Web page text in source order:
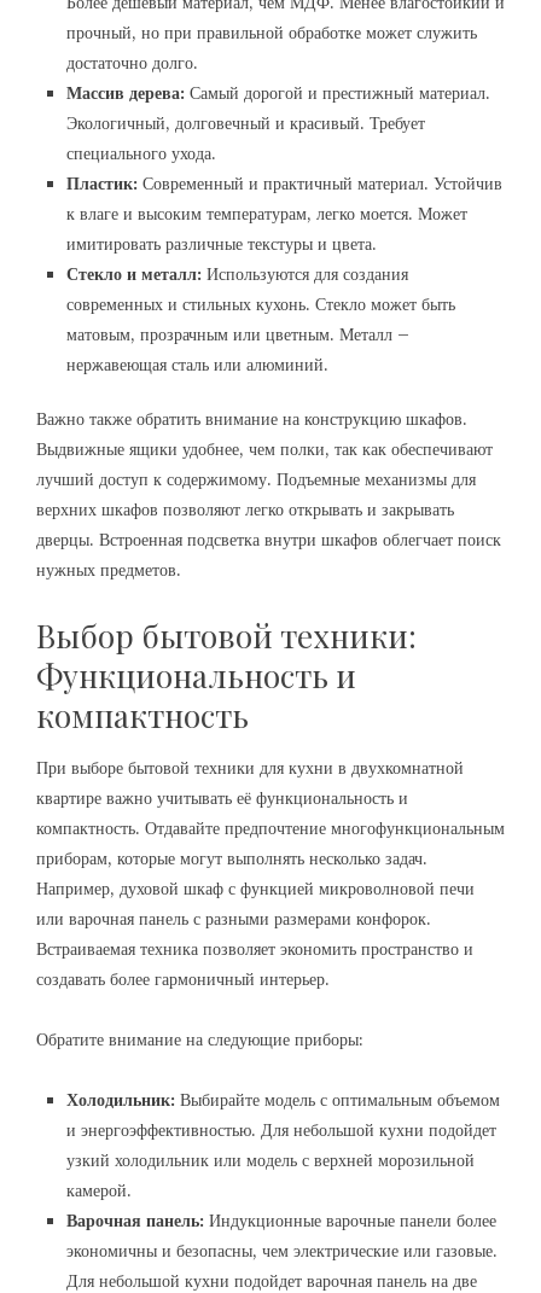
прочный, но при правильной обработке может служить
достаточно долго.
Массив дерева: Самый дорогой и престижный материал.
Экологичный, долговечный и красивый. Требует
специального ухода.
Пластик: Современный и практичный материал. Устойчив
к влаге и высоким температурам, легко моется. Может
имитировать различные текстуры и цвета.
Стекло и металл: Используются для создания
современных и стильных кухонь. Стекло может быть
матовым, прозрачным или цветным. Металл –
нержавеющая сталь или алюминий.
Важно также обратить внимание на конструкцию шкафов.
Выдвижные ящики удобнее, чем полки, так как обеспечивают
лучший доступ к содержимому. Подъемные механизмы для
верхних шкафов позволяют легко открывать и закрывать
дверцы. Встроенная подсветка внутри шкафов облегчает поиск
нужных предметов.
Выбор бытовой техники:
Функциональность и
компактность
При выборе бытовой техники для кухни в двухкомнатной
квартире важно учитывать её функциональность и
компактность. Отдавайте предпочтение многофункциональным
приборам, которые могут выполнять несколько задач.
Например, духовой шкаф с функцией микроволновой печи
или варочная панель с разными размерами конфорок.
Встраиваемая техника позволяет экономить пространство и
создавать более гармоничный интерьер.
Обратите внимание на следующие приборы:
Холодильник: Выбирайте модель с оптимальным объемом
и энергоэффективностью. Для небольшой кухни подойдет
узкий холодильник или модель с верхней морозильной
камерой.
Варочная панель: Индукционные варочные панели более
экономичны и безопасны, чем электрические или газовые.
Для небольшой кухни подойдет варочная панель на две